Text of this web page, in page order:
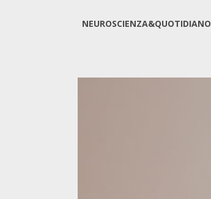
NEUROSCIENZA&QUOTIDIANO